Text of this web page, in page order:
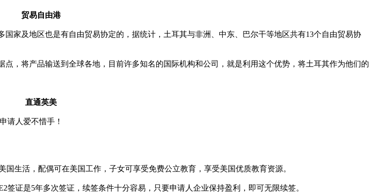
贸易自由港
家及地区也是有自由贸易协定的，据统计，土耳其与非洲、中东、巴尔干等地区共有13个自由贸易协
，将产品输送到全球各地，目前许多知名的国际机构和公司，就是利用这个优势，将土耳其作为他们的
直通英美
请人爱不惜手！
生活，配偶可在美国工作，子女可享受免费公立教育，享受美国优质教育资源。
证是5年多次签证，续签条件十分容易，只要申请人企业保持盈利，即可无限续签。